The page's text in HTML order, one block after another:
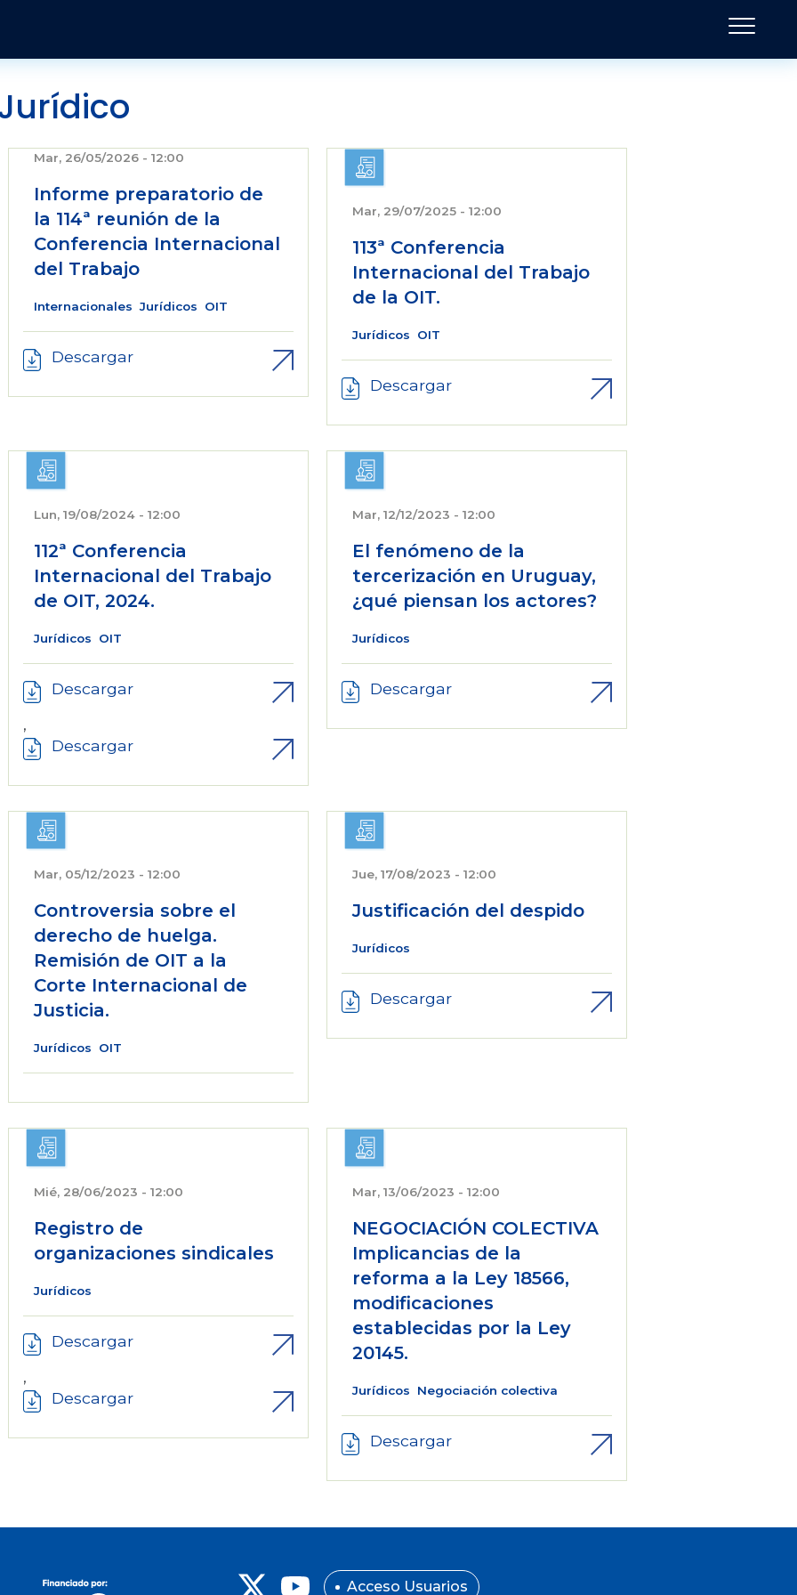
Mar, 26/05/2026 - 12:00
Informe preparatorio de
la 114ª reunión de la
Conferencia Internacional
del Trabajo
Internacionales Jurídicos OIT
Descargar
Mar, 29/07/2025 - 12:00
113ª Conferencia
Internacional del Trabajo
de la OIT.
Jurídicos OIT
Descargar
Lun, 19/08/2024 - 12:00
112ª Conferencia
Internacional del Trabajo
de OIT, 2024.
Jurídicos OIT
Descargar
,
Descargar
Mar, 12/12/2023 - 12:00
El fenómeno de la
tercerización en Uruguay,
¿qué piensan los actores?
Jurídicos
Descargar
Mar, 05/12/2023 - 12:00
Controversia sobre el
derecho de huelga.
Remisión de OIT a la
Corte Internacional de
Justicia.
Jurídicos OIT
Jue, 17/08/2023 - 12:00
Justificación del despido
Jurídicos
Descargar
Mié, 28/06/2023 - 12:00
Registro de
organizaciones sindicales
Jurídicos
Descargar
,
Descargar
Mar, 13/06/2023 - 12:00
NEGOCIACIÓN COLECTIVA
Implicancias de la
reforma a la Ley 18566,
modificaciones
establecidas por la Ley
20145.
Jurídicos Negociación colectiva
Descargar
Acceso Usuarios
Organización
Sobre el instituto
Sobre el movimiento sindical
Tendencias Laborales
Publicaciones